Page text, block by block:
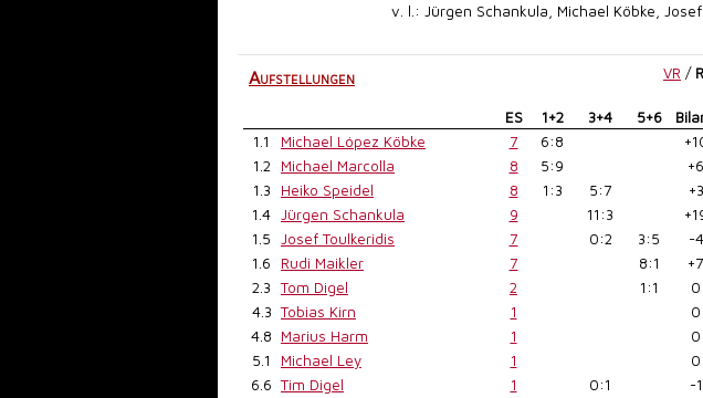
v. l.: Jürgen Schankula, Michael Köbke,
VR /
Aufstellungen
ES 1+2 3+4 5+6
1.1
Michael López Köbke 7 6:8
1.2
Michael Marcolla 8 5:9
+6
1.3
Heiko Speidel 8 1:3 5:7
+3
1.4 Jürgen Schankula 9 11:3
1.5
Josef Toulkeridis 7 0:2 3:5
-4
1.6
Rudi Maikler 7 8:1
+7
2.3
Tom Digel 2 1:1
0
4.3 Tobias Kirn 1
0
4.8
Marius Harm 1
0
5.1
Michael Ley 1
0
6.6 Tim Digel 1 0:1
-1